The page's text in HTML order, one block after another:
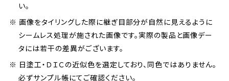
い。
※ 画像をタイリングした際に継ぎ目部分が自然に見えるように
シームレス処理が施された画像です。実際の製品と画像デー
タには若干の差異がございます。
※ 日塗工・ＤＩＣの近似色を選定しており、同色ではありません。
必ずサンプル帳にてご確認ください。